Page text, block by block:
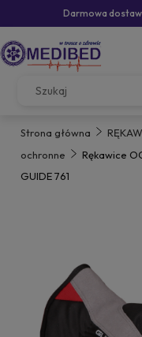
Darmowa
Strona główna
ochronne
Rękawice
GUIDE 761